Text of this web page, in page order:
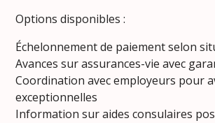
Options disponibles :
Échelonnement de paiement selon
Avances sur assurances-vie avec
Coordination avec employeurs pour
exceptionnelles
Information sur aides consulaires